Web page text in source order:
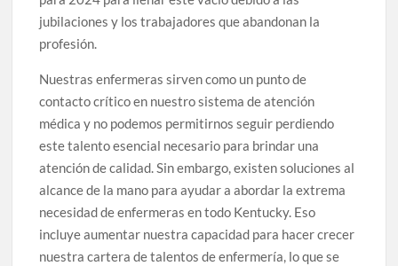
jubilaciones y los trabajadores que abandonan la
profesión.
Nuestras enfermeras sirven como un punto de
contacto crítico en nuestro sistema de atención
médica y no podemos permitirnos seguir perdiendo
este talento esencial necesario para brindar una
atención de calidad. Sin embargo, existen soluciones al
alcance de la mano para ayudar a abordar la extrema
necesidad de enfermeras en todo Kentucky. Eso
incluye aumentar nuestra capacidad para hacer crecer
nuestra cartera de talentos de enfermería, lo que se